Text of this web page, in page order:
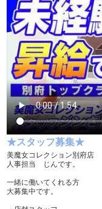
未経験可
シニア歓迎
大学生歓迎
学歴不問
幹部候補
制服貸与
WEB面接OK
オフィス内分煙・禁煙
★スタッフ募集★
美魔女コレクション別府店
人事担当 じんです。
一緒に働いてくれる方
大募集中です。